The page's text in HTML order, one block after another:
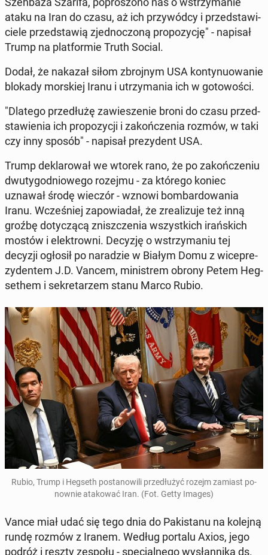
ataku na Iran do czasu, aż ich przy­wód­cy i przed­sta­wi­
cie­le przed­sta­wią zjed­no­czo­ną pro­po­zy­cję" - napisał
Trump na plat­for­mie Truth Social.
Dodał, że nakazał siłom zbroj­nym USA kon­ty­nu­owa­nie
blokady mor­skiej Iranu i utrzy­ma­nia ich w go­to­wo­ści.
"Dlatego prze­dłu­żę za­wie­sze­nie broni do czasu przed­
sta­wie­nia ich pro­po­zy­cji i za­koń­cze­nia rozmów, w taki
czy inny sposób" - napisał pre­zy­dent USA.
Trump de­kla­ro­wał we wtorek rano, że po za­koń­cze­niu
dwu­ty­go­dnio­we­go rozejmu - za którego koniec
uznawał środę wieczór - wznowi bom­bar­do­wa­nia
Iranu. Wcze­śniej za­po­wia­dał, że zre­ali­zu­je też inną
groźbę do­ty­czą­cą znisz­cze­nia wszyst­kich irań­skich
mostów i elek­trow­ni. Decyzję o wstrzy­ma­niu tej
decyzji ogłosił po na­ra­dzie w Białym Domu z wi­ce­pre­
zy­den­tem J.D. Vancem, mi­ni­strem obrony Petem Heg­
se­them i se­kre­ta­rzem stanu Marco Rubio.
Rubio, Trump i Hegseth po­sta­no­wi­li prze­dłu­żyć rozejm zamiast po­
now­nie ata­ko­wać Iran. (Fot. Getty Images)
Vance miał udać się tego dnia do Pa­ki­sta­nu na kolejną
rundę rozmów z Iranem. Według portalu Axios, jego
podróż i reszty zespołu - spe­cjal­ne­go wy­słan­ni­ka ds.